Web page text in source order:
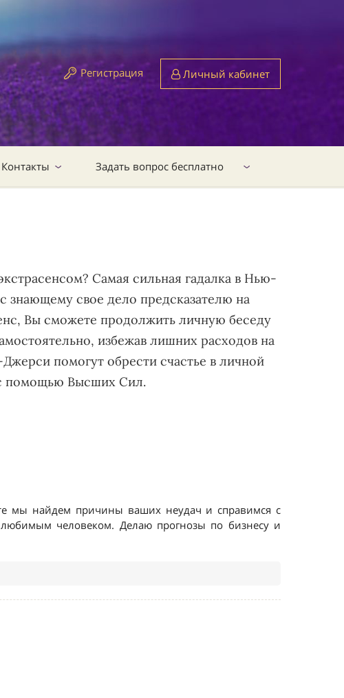
Регистрация Личный кабинет
Контакты Задать вопрос бесплатно
Самая сильная гадалка в Нью-
знающему свое дело предсказателю на
Вы сможете продолжить личную беседу
избежав лишних расходов на
помогут обрести счастье в личной
с помощью Высших Сил.